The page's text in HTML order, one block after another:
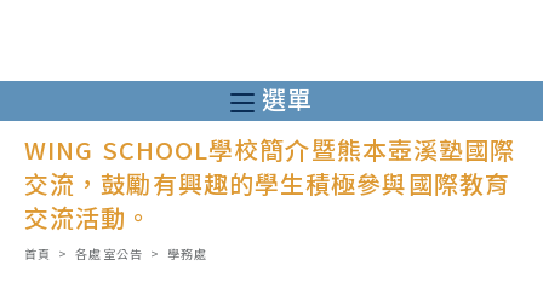
至
主
要
選單
WING SCHOOL學校簡介暨熊本壺溪塾國際
交流，鼓勵有興趣的學生積極參與國際教育
交流活動。
首頁 > 各處室公告 > 學務處